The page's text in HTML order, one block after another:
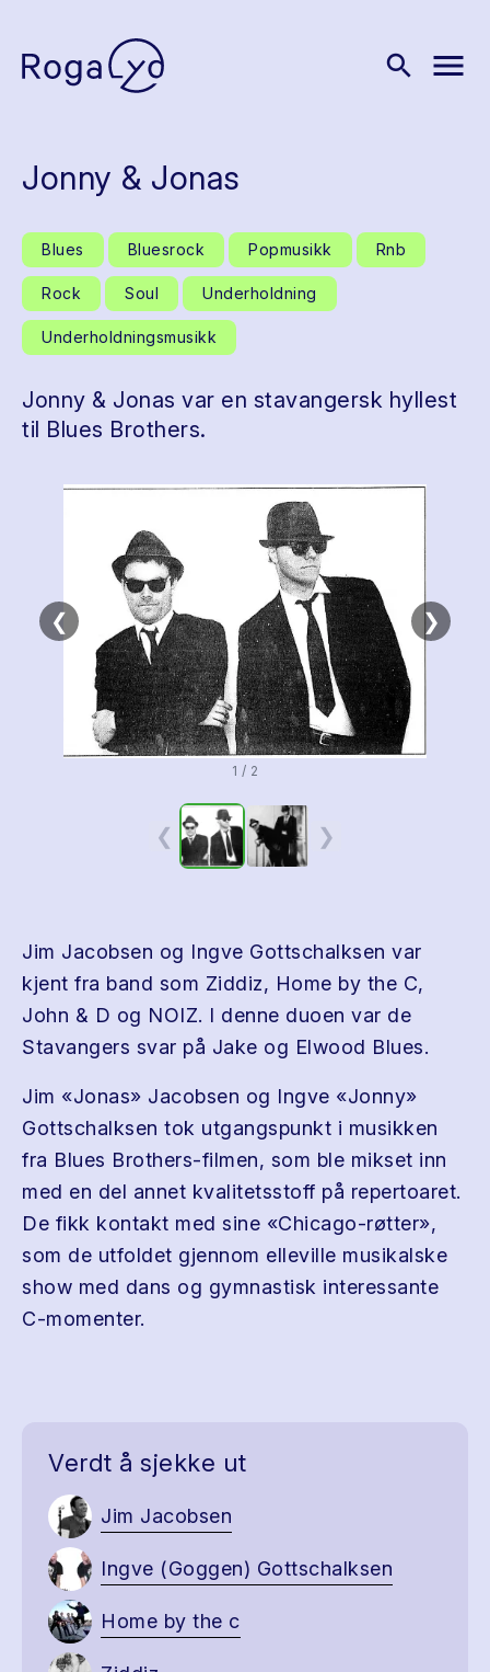
search menu
Jonny & Jonas
Blues Bluesrock Popmusikk Rnb
Rock Soul Underholdning
Underholdningsmusikk
Jonny & Jonas var en stavangersk hyllest
til Blues Brothers.
❮ ❯
1 / 2
❮ ❯
Jim Jacobsen og Ingve Gottschalksen var
kjent fra band som Ziddiz, Home by the C,
John & D og NOIZ. I denne duoen var de
Stavangers svar på Jake og Elwood Blues.
Jim «Jonas» Jacobsen og Ingve «Jonny»
Gottschalksen tok utgangspunkt i musikken
fra Blues Brothers-filmen, som ble mikset inn
med en del annet kvalitetsstoff på repertoaret.
De fikk kontakt med sine «Chicago-røtter»,
som de utfoldet gjennom elleville musikalske
show med dans og gymnastisk interessante
C-momenter.
Verdt å sjekke ut
Jim Jacobsen
Ingve (Goggen) Gottschalksen
Home by the c